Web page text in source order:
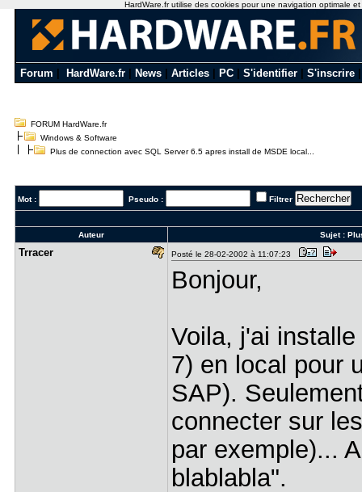
Forum HardWare.fr News Articles PC S'identifier S'inscrire
FORUM HardWare.fr
Windows & Software
Plus de connection avec SQL Server 6.5 apres install de MSDE local...
Mot : Pseudo : Filtrer
Auteur Sujet :
Trracer Posté le 28-02-2002 à 11:07:23
Bonjour,
Voila, j'ai
7) en local pour
SAP).
connecter sur
par exemple)...
blablabla".
HardWare.fr utilise des cookies pour une navigation optimale